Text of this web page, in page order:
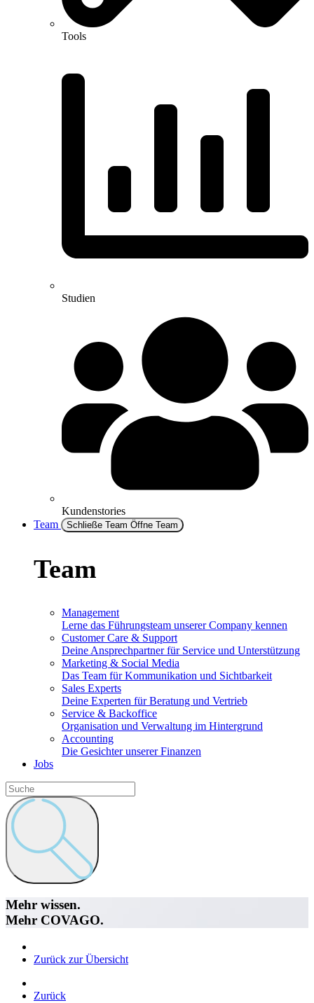
Tools
Studien
Kundenstories
Team
Schließe Team Öffne Team
Team
Management
Lerne das Führungsteam unserer Company kennen
Customer Care & Support
Deine Ansprechpartner für Service und Unterstützung
Marketing & Social Media
Das Team für Kommunikation und Sichtbarkeit
Sales Experts
Deine Experten für Beratung und Vertrieb
Service & Backoffice
Organisation und Verwaltung im Hintergrund
Accounting
Die Gesichter unserer Finanzen
Jobs
Mehr wissen.
Mehr COVAGO.
Zurück zur Übersicht
Zurück